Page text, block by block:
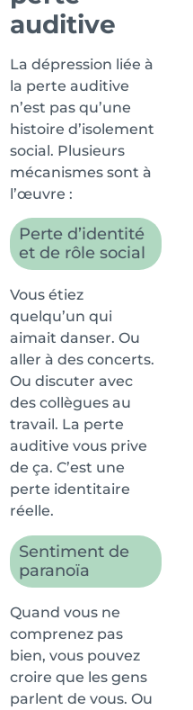
auditive
La dépression liée à
la perte auditive
n’est pas qu’une
histoire d’isolement
social. Plusieurs
mécanismes sont à
l’œuvre :
Perte d’identité
et de rôle social
Vous étiez
quelqu’un qui
aimait danser. Ou
aller à des concerts.
Ou discuter avec
des collègues au
travail. La perte
auditive vous prive
de ça. C’est une
perte identitaire
réelle.
Sentiment de
paranoïa
Quand vous ne
comprenez pas
bien, vous pouvez
croire que les gens
parlent de vous. Ou